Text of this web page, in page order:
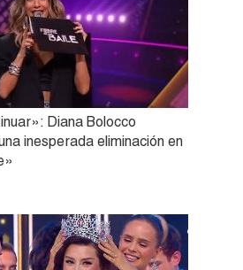
Diana Bolocco
inesperada eliminación en